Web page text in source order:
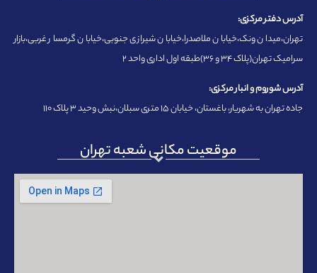
آدرس دفتر مرکزی:
تهران،میدان ونک،خیابان ملاصدرا،خیابان شیرازی جنوبی،خیابان گرمسار غربی،بازار
سرامیک تهران(پلاک ۳۴ و ۳۶)طبقه اول اداری واحد ۲
آدرس شوروم و انبار مرکزی:
جاده تهران به شهریار، باغستان، خیابان ۱۵ متری سبلان،نبش وحید ۳ پلاک ۱۱۰
موقعیت مکانی شعبه تهران